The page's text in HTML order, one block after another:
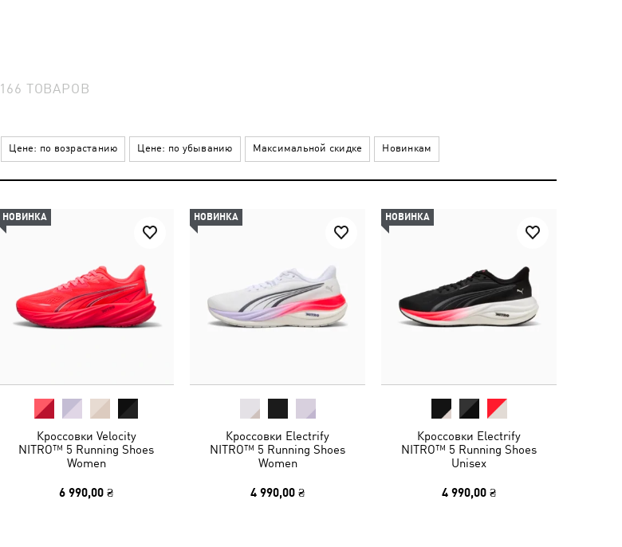
166 ТОВАРОВ
Цене: по возрастанию Цене: по убыванию Максимальной скидке Новинкам
НОВИНКА
Кроссовки Velocity
NITRO™ 5 Running Shoes
Women
6 990,00 ₴
НОВИНКА
Кроссовки Electrify
NITRO™ 5 Running Shoes
Women
4 990,00 ₴
НОВИНКА
Кроссовки Electrify
NITRO™ 5 Running Shoes
Unisex
4 990,00 ₴